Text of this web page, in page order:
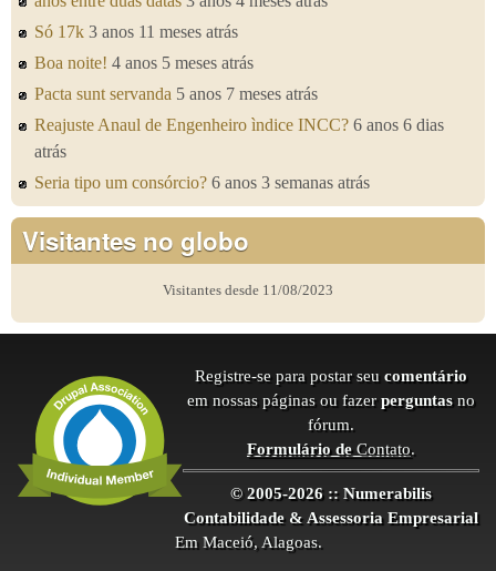
Só 17k 3 anos 11 meses atrás
Boa noite! 4 anos 5 meses atrás
Pacta sunt servanda 5 anos 7 meses atrás
Reajuste Anaul de Engenheiro ìndice INCC? 6 anos 6 dias
atrás
Seria tipo um consórcio? 6 anos 3 semanas atrás
Visitantes no globo
Visitantes desde 11/08/2023
Registre-se para postar seu comentário
em nossas páginas ou fazer perguntas no
fórum.
Formulário deContato.
© 2005-2026 :: Numerabilis
Contabilidade & Assessoria Empresarial
Em Maceió, Alagoas.